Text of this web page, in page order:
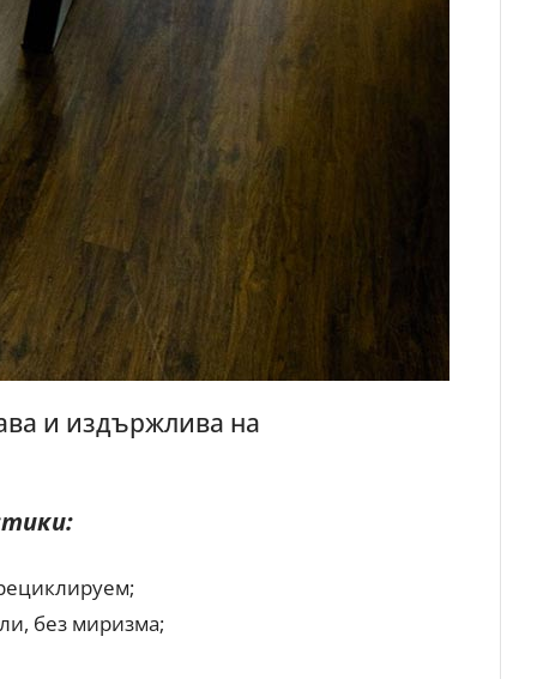
и издържлива на
без миризма;